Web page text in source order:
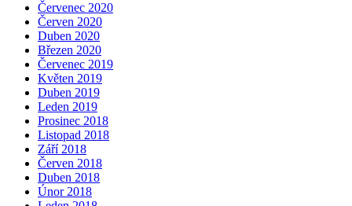
Červenec 2020
Červen 2020
Duben 2020
Březen 2020
Červenec 2019
Květen 2019
Duben 2019
Leden 2019
Prosinec 2018
Listopad 2018
Září 2018
Červen 2018
Duben 2018
Únor 2018